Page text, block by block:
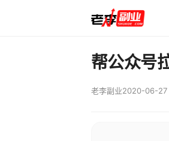
帮公众号
老李副业2020-06-27